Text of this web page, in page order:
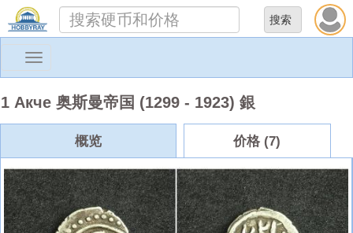
Toggle
1 Акче 奥斯曼帝国 (1299 - 1923) 銀
概览 价格 (7)